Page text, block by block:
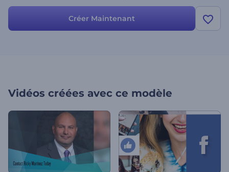
votre marque, améliorer la réputation de votre entreprise et attirer
des clients potentiels. Il vous suffit de créer les campagnes de
médias sociaux les plus réussies à l'aide de plus de 300 scènes pour
Créer Maintenant
Vidéos créées avec ce modèle